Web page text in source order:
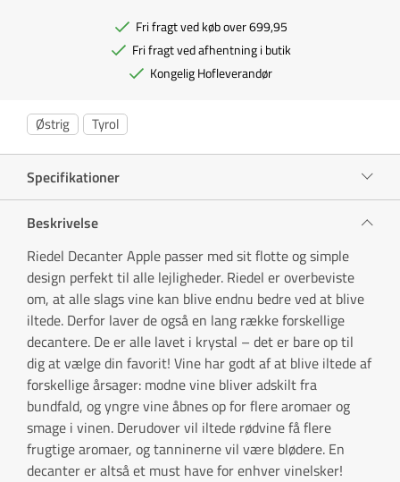
Fri fragt ved køb over 699,95
Fri fragt ved afhentning i butik
Kongelig Hofleverandør
Østrig Tyrol
Specifikationer
Beskrivelse
Riedel Decanter Apple passer med sit flotte og simple
design perfekt til alle lejligheder. Riedel er overbeviste
om, at alle slags vine kan blive endnu bedre ved at blive
iltede. Derfor laver de også en lang række forskellige
decantere. De er alle lavet i krystal – det er bare op til
dig at vælge din favorit! Vine har godt af at blive iltede af
forskellige årsager: modne vine bliver adskilt fra
bundfald, og yngre vine åbnes op for flere aromaer og
smage i vinen. Derudover vil iltede rødvine få flere
frugtige aromaer, og tanninerne vil være blødere. En
decanter er altså et must have for enhver vinelsker!